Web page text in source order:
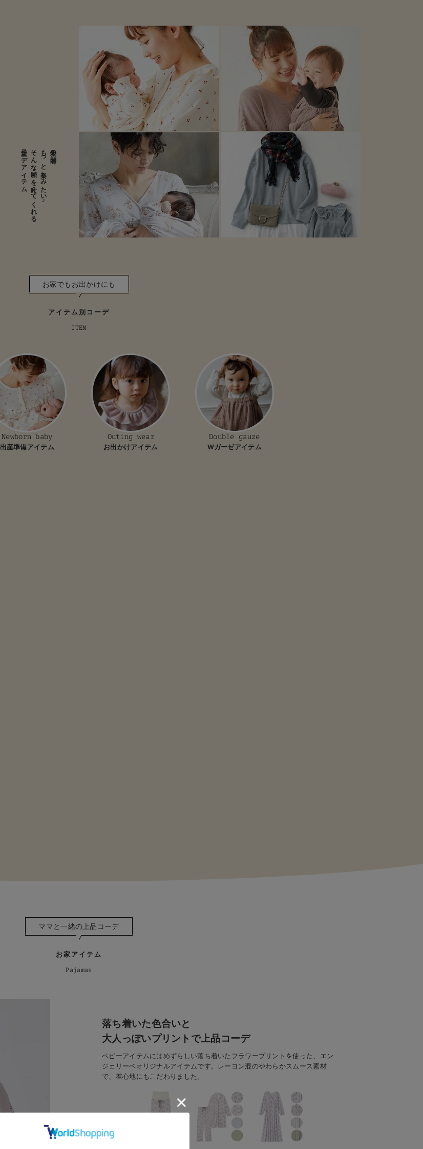
産まれた瞬間からお揃いが嬉しい。 親子
親子の時間を
もっと楽しみたい♪
そんな願いを叶えてくれる
親子コーデアイテム
お家でもお出かけにも
アイテム別コーデ
ITEM
Newborn baby
出産準備アイテム
Outing wear
お出かけアイテム
Double gauze
Wガーゼアイテム
ママと一緒の上品コーデ
お家アイテム
Pajamas
落ち着いた色合いと
大人っぽいプリントで上品コーデ
ベビーアイテムにはめずらしい落ち着いたフラワープリントを使った、エン
ジェリーベオリジナルアイテムです。レーヨン混のやわらかスムース素材
で、着心地にもこだわりました。